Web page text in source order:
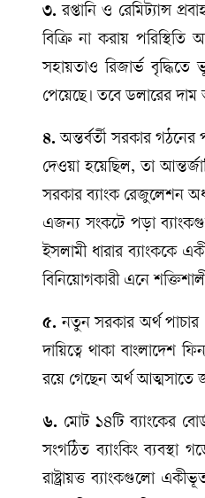
৩. রপ্তানি ও রেমিট্যান্স
বিক্রি না করায়
সহায়তাও রিজার্ভ বৃদ্ধিতে
পেয়েছে। তবে ডলারের দাম
৪. অন্তর্বর্তী সরকার
দেওয়া হয়েছিল, তা
সরকার ব্যাংক রেজুলেশন
এজন্য সংকটে পড়া
ইসলামী ধারার ব্যাংককে
বিনিয়োগকারী এনে
৫. নতুন সরকার অর্থ পাচার
দায়িত্বে থাকা বাংলাদেশ
রয়ে গেছেন অর্থ আত্মসাতে
৬. মোট ১৪টি ব্যাংকের
সংগঠিত ব্যাংকিং
রাষ্ট্রায়ত্ত ব্যাংকগুলো